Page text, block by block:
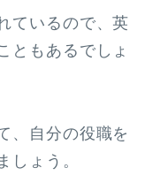
ているので、英
ともあるでしょ
、自分の役職を
しょう。